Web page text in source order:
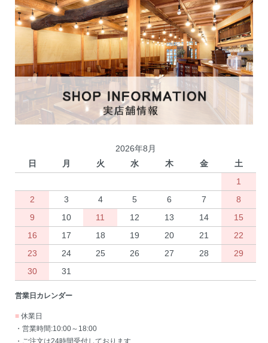
2026年8月
日
月 火 水 木 金
土
1
2
3 4 5 6 7
8
9
10 11 12 13 14
15
16
17 18 19 20 21
22
23
24 25 26 27 28
29
30
31
営業日カレンダー
■ 休業日
・営業時間:10:00～18:00
・ご注文は24時間受付しております